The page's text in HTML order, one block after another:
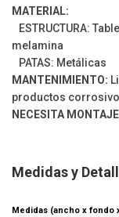
MATERIAL:
ESTRUCTURA:
melamina
PATAS: Metálicas
MANTENIMIENTO:
productos
NECESITA MONTAJE
Medidas y
Medidas (ancho x fondo